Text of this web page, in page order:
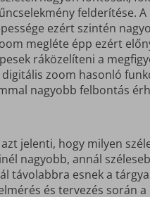
felderítése.
ezért szintén
megléte épp ezért
ráközelíteni a
digitális zoom hasonló
nagyobb felbontás
jelenti, hogy milyen
nagyobb, annál
távolabbra esnek a
és tervezés során